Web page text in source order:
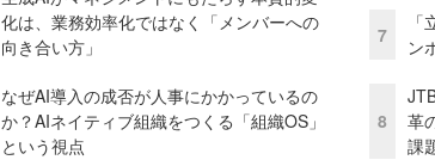
化は、業務効率化ではなく「メンバーへの
向き合い方」
なぜAI導入の成否が人事にかかっているの
か？AIネイティブ組織をつくる「組織OS」
という視点
7
ン
8
革
課